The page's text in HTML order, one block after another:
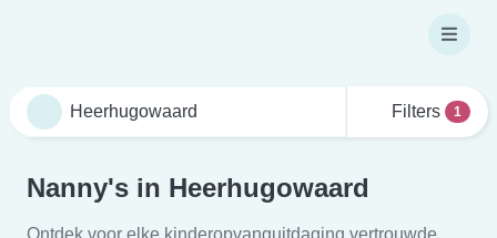
Filters 1
Nanny's in Heerhugowaard
Ontdek voor elke kinderopvanguitdaging vertrouwde